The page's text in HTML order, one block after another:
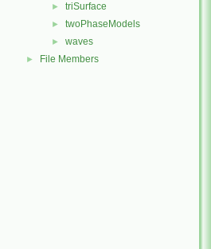
► triSurface
► twoPhaseModels
► waves
► File Members